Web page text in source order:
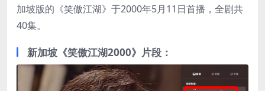
加坡版的《笑傲江湖》于2000年5月11日首播，全剧共
40集。
新加坡《笑傲江湖2000》片段：